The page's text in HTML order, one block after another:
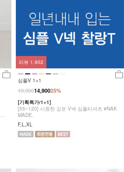
심플V 1+1
25%
19,90014,900
[기획특가/1+1]
[55~120] 시원한 깊은 V넥 심플티셔츠 #NAK
MADE.
F,L,XL
리뷰 1,902